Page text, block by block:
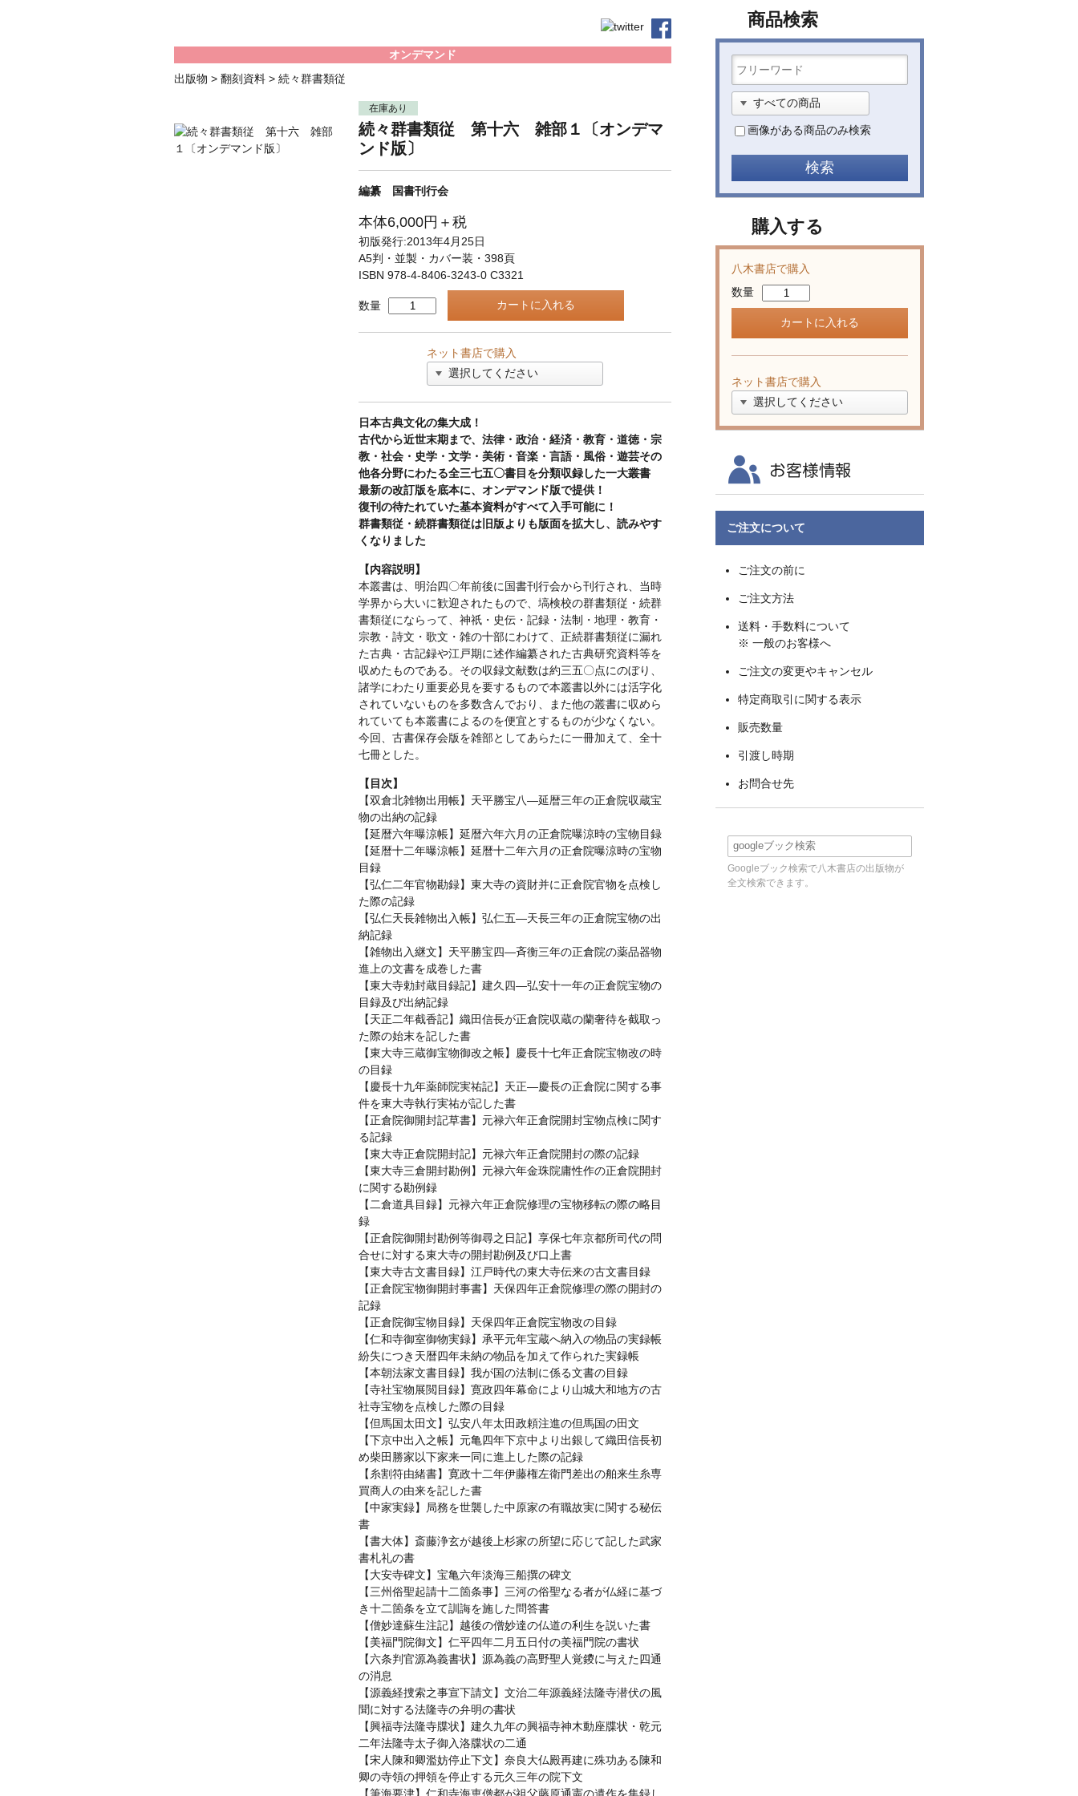
オンデマンド
出版物 > 翻刻資料 > 続々群書類従
在庫あり
続々群書類従 第十六 雑部１〔オンデマ
ンド版〕
編纂 国書刊行会
本体6,000円＋税
初版発行:2013年4月25日
A5判・並製・カバー装・398頁
ISBN 978-4-8406-3243-0 C3321
数量
ネット書店で購入
日本古典文化の集大成！
古代から近世末期まで、法律・政治・経済・教育・道徳・宗
教・社会・史学・文学・美術・音楽・言語・風俗・遊芸その
他各分野にわたる全三七五〇書目を分類収録した一大叢書
最新の改訂版を底本に、オンデマンド版で提供！
復刊の待たれていた基本資料がすべて入手可能に！
群書類従・続群書類従は旧版よりも版面を拡大し、読みやす
くなりました
【内容説明】
本叢書は、明治四〇年前後に国書刊行会から刊行され、当時
学界から大いに歓迎されたもので、塙検校の群書類従・続群
書類従にならって、神祇・史伝・記録・法制・地理・教育・
宗教・詩文・歌文・雑の十部にわけて、正続群書類従に漏れ
た古典・古記録や江戸期に述作編纂された古典研究資料等を
収めたものである。その収録文献数は約三五〇点にのぼり、
諸学にわたり重要必見を要するもので本叢書以外には活字化
されていないものを多数含んでおり、また他の叢書に収めら
れていても本叢書によるのを便宜とするものが少なくない。
今回、古書保存会版を雑部としてあらたに一冊加えて、全十
七冊とした。
【目次】
【双倉北雑物出用帳】天平勝宝八—延暦三年の正倉院収蔵宝
物の出納の記録
【延暦六年曝涼帳】延暦六年六月の正倉院曝涼時の宝物目録
【延暦十二年曝涼帳】延暦十二年六月の正倉院曝涼時の宝物
目録
【弘仁二年官物勘録】東大寺の資財并に正倉院官物を点検し
た際の記録
【弘仁天長雑物出入帳】弘仁五—天長三年の正倉院宝物の出
納記録
【雑物出入継文】天平勝宝四—斉衡三年の正倉院の薬品器物
進上の文書を成巻した書
【東大寺勅封蔵目録記】建久四—弘安十一年の正倉院宝物の
目録及び出納記録
【天正二年截香記】織田信長が正倉院収蔵の蘭奢待を截取っ
た際の始末を記した書
【東大寺三蔵御宝物御改之帳】慶長十七年正倉院宝物改の時
の目録
【慶長十九年薬師院実祐記】天正—慶長の正倉院に関する事
件を東大寺執行実祐が記した書
【正倉院御開封記草書】元禄六年正倉院開封宝物点検に関す
る記録
【東大寺正倉院開封記】元禄六年正倉院開封の際の記録
【東大寺三倉開封勘例】元禄六年金珠院庸性作の正倉院開封
に関する勘例録
【二倉道具目録】元禄六年正倉院修理の宝物移転の際の略目
録
【正倉院御開封勘例等御尋之日記】享保七年京都所司代の問
合せに対する東大寺の開封勘例及び口上書
【東大寺古文書目録】江戸時代の東大寺伝来の古文書目録
【正倉院宝物御開封事書】天保四年正倉院修理の際の開封の
記録
【正倉院御宝物目録】天保四年正倉院宝物改の目録
【仁和寺御室御物実録】承平元年宝蔵へ納入の物品の実録帳
紛失につき天暦四年未納の物品を加えて作られた実録帳
【本朝法家文書目録】我が国の法制に係る文書の目録
【寺社宝物展閲目録】寛政四年幕命により山城大和地方の古
社寺宝物を点検した際の目録
【但馬国太田文】弘安八年太田政頼注進の但馬国の田文
【下京中出入之帳】元亀四年下京中より出銀して織田信長初
め柴田勝家以下家来一同に進上した際の記録
【糸割符由緒書】寛政十二年伊藤権左衛門差出の舶来生糸専
買商人の由来を記した書
【中家実録】局務を世襲した中原家の有職故実に関する秘伝
書
【書大体】斎藤浄玄が越後上杉家の所望に応じて記した武家
書札礼の書
【大安寺碑文】宝亀六年淡海三船撰の碑文
【三州俗聖起請十二箇条事】三河の俗聖なる者が仏経に基づ
き十二箇条を立て訓誨を施した問答書
【僧妙達蘇生注記】越後の僧妙達の仏道の利生を説いた書
【美福門院御文】仁平四年二月五日付の美福門院の書状
【六条判官源為義書状】源為義の高野聖人覚鑁に与えた四通
の消息
【源義経捜索之事宣下請文】文治二年源義経法隆寺潜伏の風
聞に対する法隆寺の弁明の書状
【興福寺法隆寺牒状】建久九年の興福寺神木動座牒状・乾元
二年法隆寺太子御入洛牒状の二通
【宋人陳和卿濫妨停止下文】奈良大仏殿再建に殊功ある陳和
卿の寺領の押領を停止する元久三年の院下文
商品検索
画像がある商品のみ検索
購入する
八木書店で購入
数量
ネット書店で購入
ご注文について
ご注文の前に
ご注文方法
送料・手数料について
※ 一般のお客様へ
ご注文の変更やキャンセル
特定商取引に関する表示
販売数量
引渡し時期
お問合せ先
Googleブック検索で八木書店の出版物が
全文検索できます。